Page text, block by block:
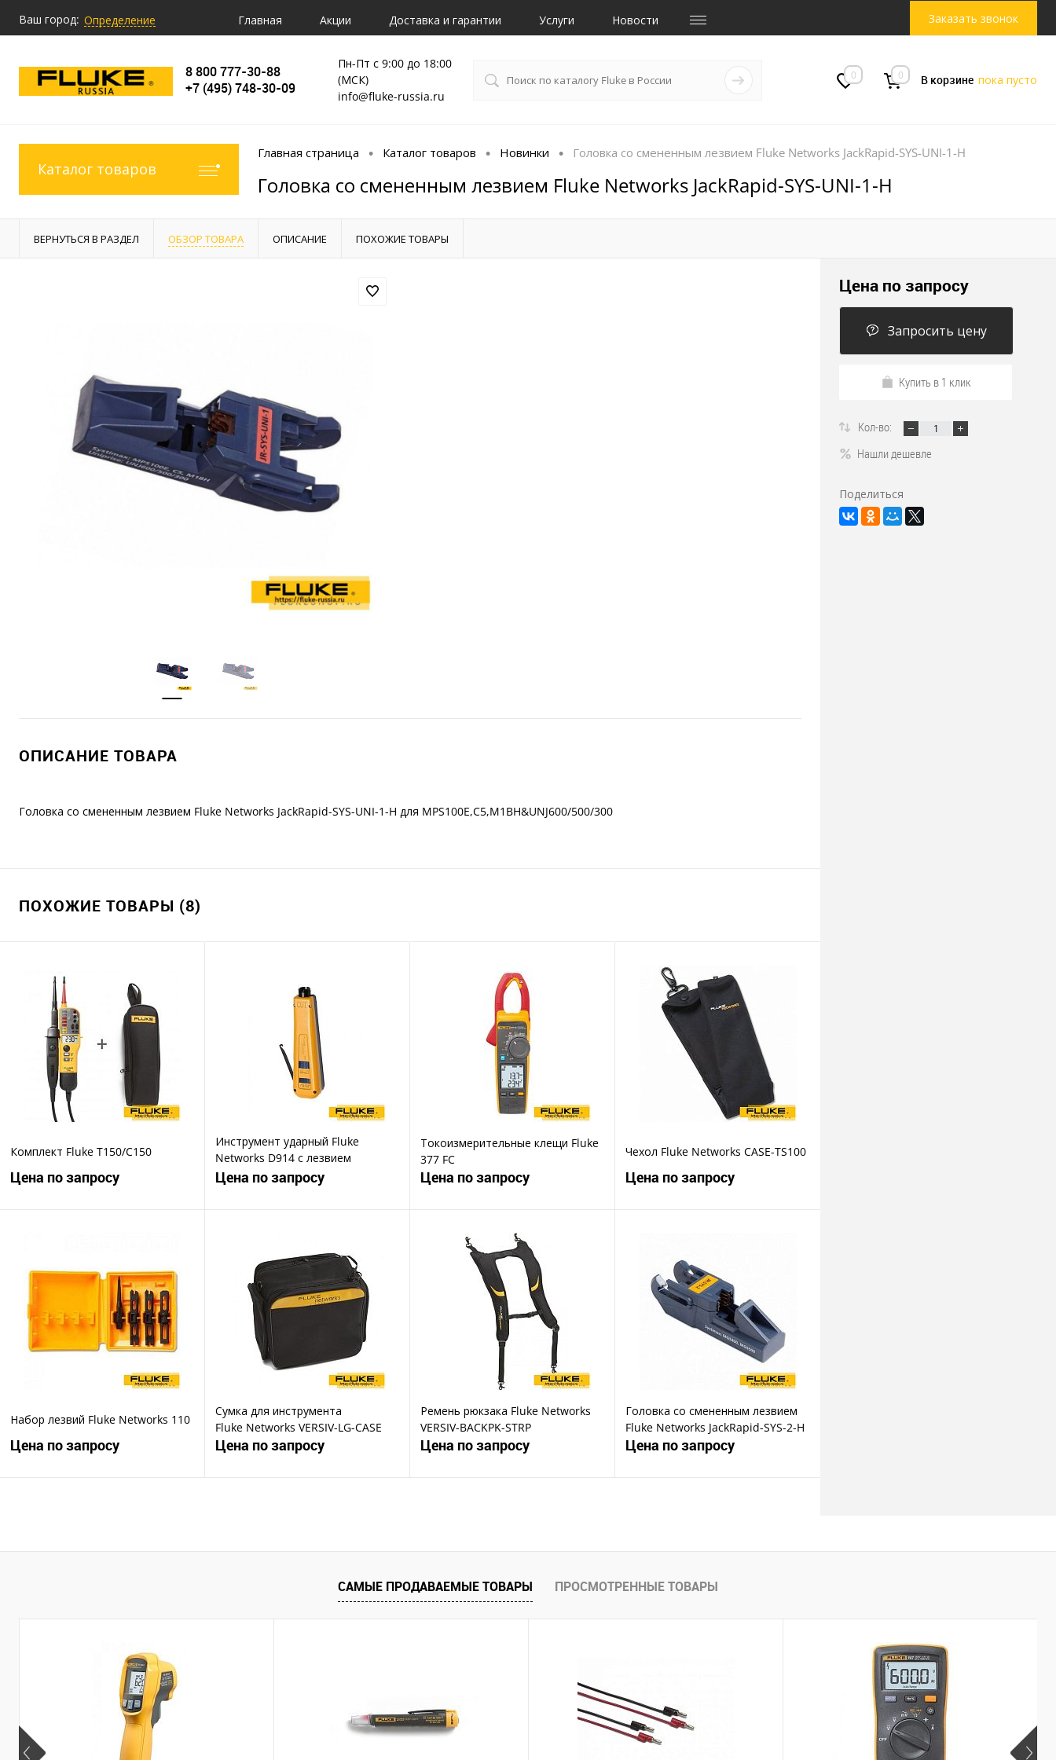
Ваш город: Определение Главная Акции Доставка и гарантии Услуги Новости Заказать звонок
8 800 777-30-88
+7 (495) 748-30-09
Пн-Пт с 9:00 до 18:00
(МСК)
info@fluke-russia.ru
0 0 В корзине пока пусто
Каталог товаров
Главная страница • Каталог товаров • Новинки • Головка со смененным лезвием Fluke Networks JackRapid-SYS-UNI-1-H
Головка со смененным лезвием Fluke Networks JackRapid-SYS-UNI-1-H
ВЕРНУТЬСЯ В РАЗДЕЛ ОБЗОР ТОВАРА ОПИСАНИЕ ПОХОЖИЕ ТОВАРЫ
ОПИСАНИЕ ТОВАРА
Головка со смененным лезвием Fluke Networks JackRapid-SYS-UNI-1-H для MPS100E,C5,M1BH&UNJ600/500/300
ПОХОЖИЕ ТОВАРЫ (8)
Комплект Fluke T150/C150
Цена по запросу
Купить в 1 клик
В избранное
Инструмент ударный Fluke
Networks D914 с лезвием
EverSharp 66, EverSharp 110
Цена по запросу
Купить в 1 клик
В избранное
Токоизмерительные клещи Fluke
377 FC
Цена по запросу
Запросить цену
Купить в 1 клик
В избранное
Чехол Fluke Networks CASE-TS100
Цена по запросу
Купить в 1 клик
В избранное
Набор лезвий Fluke Networks 110
Цена по запросу
Сумка для инструмента
Fluke Networks VERSIV-LG-CASE
Цена по запросу
Ремень рюкзака Fluke Networks
VERSIV-BACKPK-STRP
Цена по запросу
Головка со смененным лезвием
Fluke Networks JackRapid-SYS-2-H
Цена по запросу
Цена по запросу
Запросить цену
Купить в 1 клик
Кол-во:
Нашли дешевле
Поделиться
САМЫЕ ПРОДАВАЕМЫЕ ТОВАРЫ ПРОСМОТРЕННЫЕ ТОВАРЫ